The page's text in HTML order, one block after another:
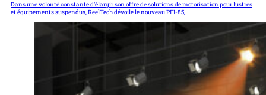
Dans une volonté constante d’élargir son offre de solutions de motorisation pour lustres
et équipements suspendus, ReelTech dévoile le nouveau PFI-85,…